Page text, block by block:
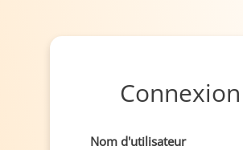
Connexion
Nom d'utilisateur